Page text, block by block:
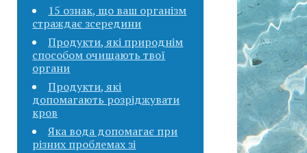
15 ознак, що ваш організм
страждає зсередини
Продукти, які природнім
способом очищають твої
органи
Продукти, які
допомагають розріджувати
кров
Яка вода допомагає при
різних проблемах зі